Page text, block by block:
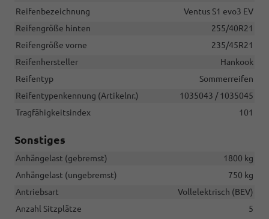
Reifenbezeichnung
Ventus S1 evo3 EV
Reifengröße hinten
255/40R21
Reifengröße vorne
235/45R21
Reifenhersteller
Hankook
Reifentyp
Sommerreifen
Reifentypenkennung (Artikelnr.)
1035043 / 1035045
Tragfähigkeitsindex
101
Sonstiges
Anhängelast (gebremst)
1800 kg
Anhängelast (ungebremst)
750 kg
Antriebsart
Vollelektrisch (BEV)
Anzahl Sitzplätze
5